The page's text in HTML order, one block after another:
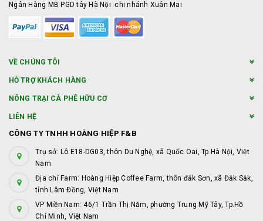
Ngân Hàng MB PGD tây Hà Nội -chi nhánh Xuân Mai
VỀ CHÚNG TÔI
HỖ TRỢ KHÁCH HÀNG
NÔNG TRẠI CÀ PHÊ HỮU CƠ
LIÊN HỆ
CÔNG TY TNHH HOÀNG HIỆP F&B
Trụ sở: Lô E18-DG03, thôn Du Nghệ, xã Quốc Oai, Tp.Hà Nội, Việt
Nam
Địa chỉ Farm: Hoàng Hiệp Coffee Farm, thôn đắk Sơn, xã Đắk Sắk,
tỉnh Lâm Đồng, Việt Nam
VP Miền Nam: 46/1 Trần Thị Năm, phường Trung Mỹ Tây, Tp.Hồ
Chí Minh, Việt Nam